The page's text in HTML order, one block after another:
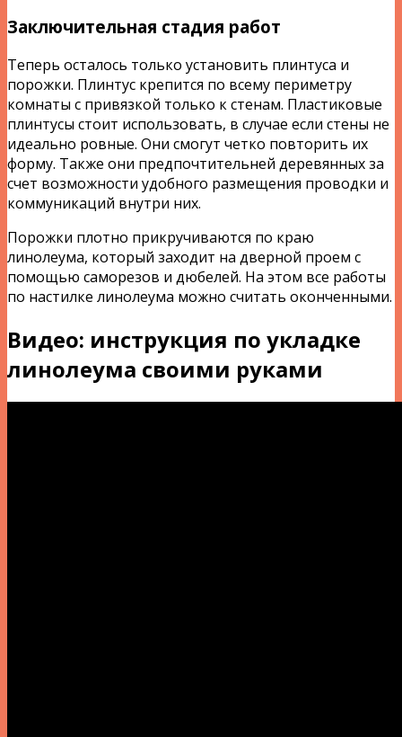
Заключительная стадия работ
Теперь осталось только установить плинтуса и
порожки. Плинтус крепится по всему периметру
комнаты с привязкой только к стенам. Пластиковые
плинтусы стоит использовать, в случае если стены не
идеально ровные. Они смогут четко повторить их
форму. Также они предпочтительней деревянных за
счет возможности удобного размещения проводки и
коммуникаций внутри них.
Порожки плотно прикручиваются по краю
линолеума, который заходит на дверной проем с
помощью саморезов и дюбелей. На этом все работы
по настилке линолеума можно считать оконченными.
Видео: инструкция по укладке
линолеума своими руками